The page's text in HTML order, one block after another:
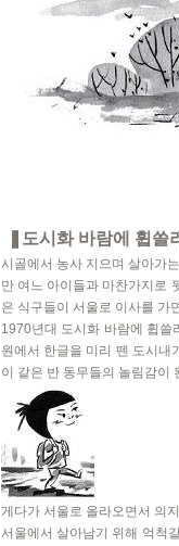
❚도시화 바람에 휩쓸
시골에서 농사 지으며 살아가
만 여느 아이들과 마찬가지로
은 식구들이 서울로 이사를 가
1970년대 도시화 바람에 휩쓸
원에서 한글을 미리 뗀 도시내
이 같은 반 동무들의 놀림감이
게다가 서울로 올라오면서 의
서울에서 살아남기 위해 억척